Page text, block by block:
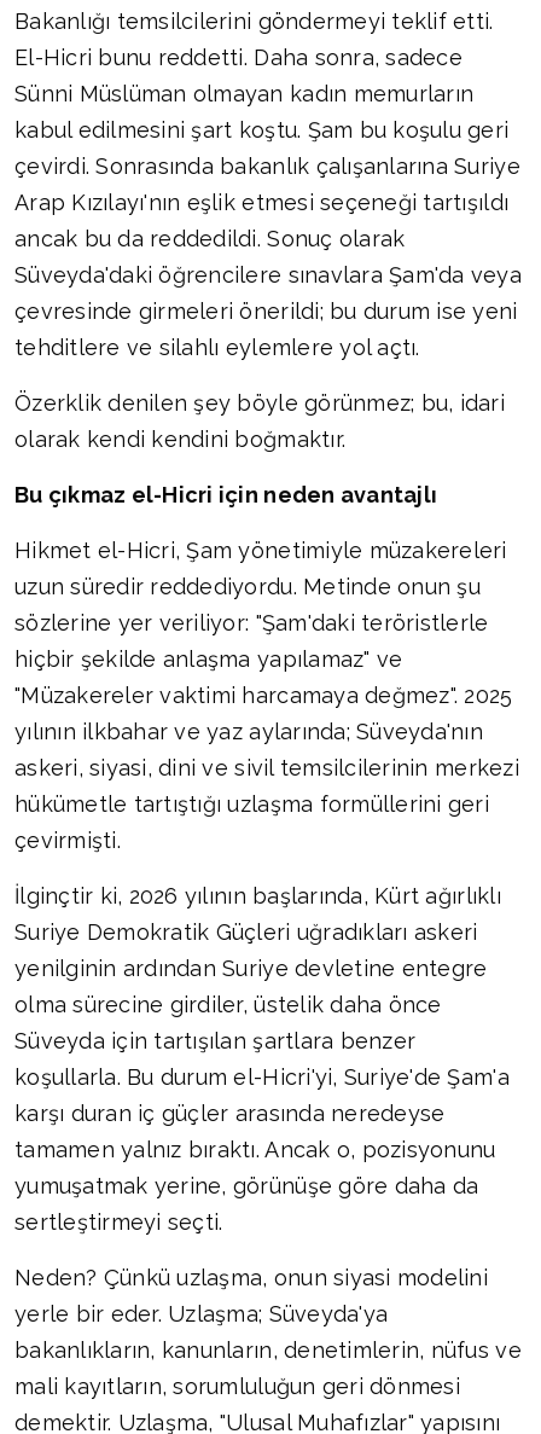
Bakanlığı temsilcilerini göndermeyi teklif etti.
El-Hicri bunu reddetti. Daha sonra, sadece
Sünni Müslüman olmayan kadın memurların
kabul edilmesini şart koştu. Şam bu koşulu geri
çevirdi. Sonrasında bakanlık çalışanlarına Suriye
Arap Kızılayı'nın eşlik etmesi seçeneği tartışıldı
ancak bu da reddedildi. Sonuç olarak
Süveyda'daki öğrencilere sınavlara Şam'da veya
çevresinde girmeleri önerildi; bu durum ise yeni
tehditlere ve silahlı eylemlere yol açtı.
Özerklik denilen şey böyle görünmez; bu, idari
olarak kendi kendini boğmaktır.
Bu çıkmaz el-Hicri için neden avantajlı
Hikmet el-Hicri, Şam yönetimiyle müzakereleri
uzun süredir reddediyordu. Metinde onun şu
sözlerine yer veriliyor: "Şam'daki teröristlerle
hiçbir şekilde anlaşma yapılamaz" ve
"Müzakereler vaktimi harcamaya değmez". 2025
yılının ilkbahar ve yaz aylarında; Süveyda'nın
askeri, siyasi, dini ve sivil temsilcilerinin merkezi
hükümetle tartıştığı uzlaşma formüllerini geri
çevirmişti.
İlginçtir ki, 2026 yılının başlarında, Kürt ağırlıklı
Suriye Demokratik Güçleri uğradıkları askeri
yenilginin ardından Suriye devletine entegre
olma sürecine girdiler, üstelik daha önce
Süveyda için tartışılan şartlara benzer
koşullarla. Bu durum el-Hicri'yi, Suriye'de Şam'a
karşı duran iç güçler arasında neredeyse
tamamen yalnız bıraktı. Ancak o, pozisyonunu
yumuşatmak yerine, görünüşe göre daha da
sertleştirmeyi seçti.
Neden? Çünkü uzlaşma, onun siyasi modelini
yerle bir eder. Uzlaşma; Süveyda'ya
bakanlıkların, kanunların, denetimlerin, nüfus ve
mali kayıtların, sorumluluğun geri dönmesi
demektir. Uzlaşma, "Ulusal Muhafızlar" yapısını